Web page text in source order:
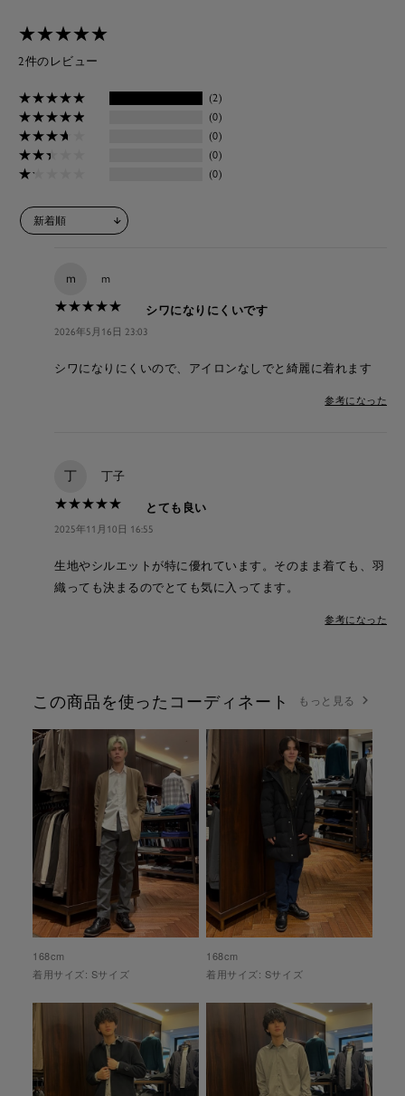
★★★★★
★★★★★
2件のレビュー
★★★★★
★★★★★ (2)
★★★★★
★★★★★ (0)
★★★★
★★★★ (0)
★★★
★★★ (0)
★★
★★ (0)
m m
★★★★★
★★★★★ シワになりにくいです
2026年5月16日 23:03
シワになりにくいので、アイロンなしでと綺麗に着れます
参考になった
丁 丁子
★★★★★
★★★★★ とても良い
2025年11月10日 16:55
生地やシルエットが特に優れています。そのまま着ても、羽
織っても決まるのでとても気に入ってます。
参考になった
この商品を使ったコーディネート もっと見る
168cm
着用サイズ: Sサイズ
168cm
着用サイズ: Sサイズ